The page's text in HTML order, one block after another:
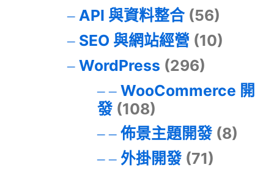
API 與資料整合(56)
SEO 與網站經營 (10)
WordPress (296)
WooCommerce 開
發(108)
佈景主題開發(8)
外掛開發(71)